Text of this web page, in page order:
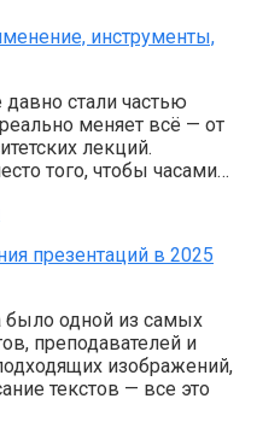
инструменты,
стали частью
меняет всё — от
лекций.
того, чтобы часами…
презентаций в 2025
было одной из самых
преподавателей и
изображений,
текстов — все это